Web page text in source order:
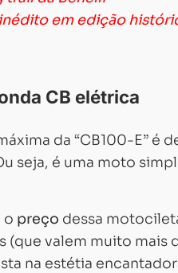
em edição
CB elétrica
da “CB100-E” é
é uma moto
o preço dessa
valem muito mais
na estétia